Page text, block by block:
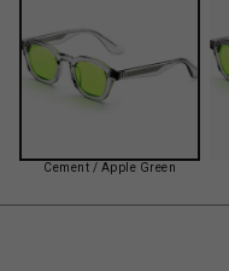
Cement / Apple Green